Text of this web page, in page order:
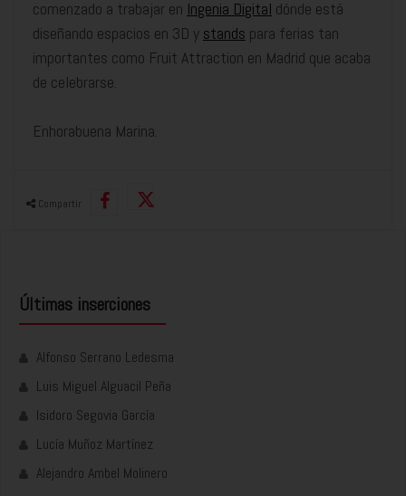
comenzado a trabajar en Ingenia Digital dónde está
diseñando espacios en 3D y stands para ferias tan
importantes como Fruit Attraction en Madrid que acaba
de celebrarse.
Enhorabuena Marina.
Compartir
Últimas inserciones
Alfonso Serrano Ledesma
Luis Miguel Alguacil Peña
Isidoro Segovia García
Lucía Muñoz Martínez
Alejandro Ambel Molinero